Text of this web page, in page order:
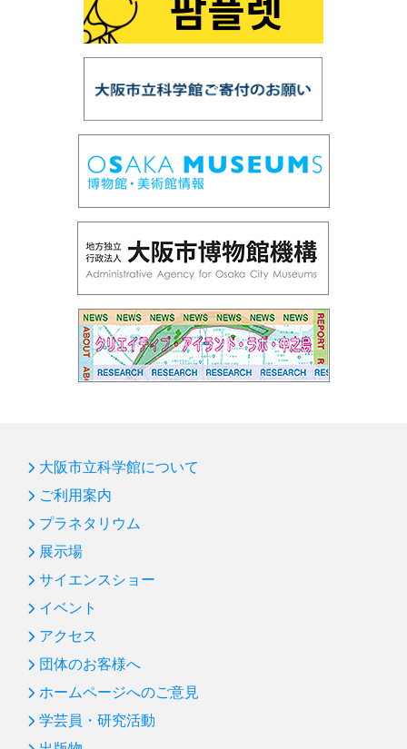
大阪市立科学館について
ご利用案内
プラネタリウム
展示場
サイエンスショー
イベント
アクセス
団体のお客様へ
ホームページへのご意見
学芸員・研究活動